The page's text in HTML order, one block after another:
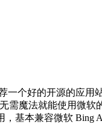
个好的开源的应
魔法就能使用微
基本兼容微软